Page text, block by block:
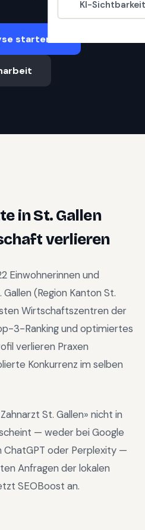
KI-
starten
inSt. Gallen
verlieren
Einwohnerinnen und
Gallen (Region Kanton St.
Wirtschaftszentren der
3-Ranking und optimiertes
verlieren Praxen
Konkurrenz im selben
Zahnarzt St. Gallen» nicht in
— weder bei Google
oder Perplexity —
Anfragen der lokalen
SEOBoost an.